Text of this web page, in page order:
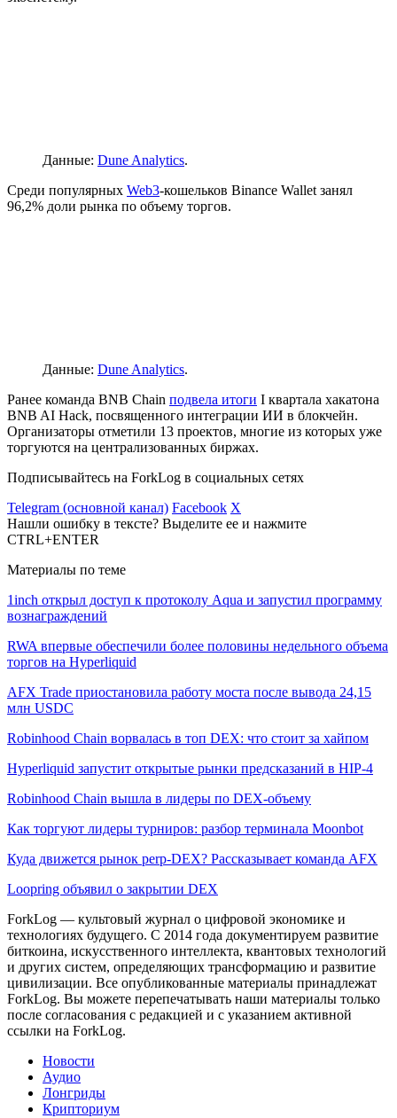
Данные: Dune Analytics.
Среди популярных Web3-кошельков Binance Wallet занял
96,2% доли рынка по объему торгов.
Данные: Dune Analytics.
Ранее команда BNB Chain подвела итоги I квартала хакатона
BNB AI Hack, посвященного интеграции ИИ в блокчейн.
Организаторы отметили 13 проектов, многие из которых уже
торгуются на централизованных биржах.
Подписывайтесь на ForkLog в социальных сетях
Telegram (основной канал) Facebook X
Нашли ошибку в тексте? Выделите ее и нажмите
CTRL+ENTER
Материалы по теме
1inch открыл доступ к протоколу Aqua и запустил программу
вознаграждений
RWA впервые обеспечили более половины недельного объема
торгов на Hyperliquid
AFX Trade приостановила работу моста после вывода 24,15
млн USDC
Robinhood Chain ворвалась в топ DEX: что стоит за хайпом
Hyperliquid запустит открытые рынки предсказаний в HIP-4
Robinhood Chain вышла в лидеры по DEX-объему
Как торгуют лидеры турниров: разбор терминала Moonbot
Куда движется рынок perp-DEX? Рассказывает команда AFX
Loopring объявил о закрытии DEX
ForkLog — культовый журнал о цифровой экономике и
технологиях будущего. С 2014 года документируем развитие
биткоина, искусственного интеллекта, квантовых технологий
и других систем, определяющих трансформацию и развитие
цивилизации. Все опубликованные материалы принадлежат
ForkLog. Вы можете перепечатывать наши материалы только
после согласования с редакцией и с указанием активной
ссылки на ForkLog.
Новости
Аудио
Лонгриды
Крипториум